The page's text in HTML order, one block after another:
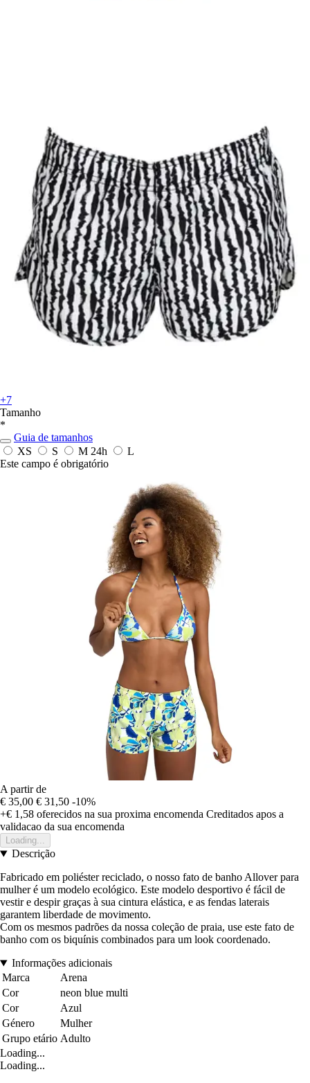
+7
Tamanho
*
Guia de tamanhos
XS
S M 24h
L
Este campo é obrigatório
A partir de
€ 35,00 € 31,50 -10%
+€ 1,58 oferecidos na sua proxima encomenda Creditados apos a
validacao da sua encomenda
Loading...
Descrição
Fabricado em poliéster reciclado, o nosso fato de banho Allover para
mulher é um modelo ecológico. Este modelo desportivo é fácil de
vestir e despir graças à sua cintura elástica, e as fendas laterais
garantem liberdade de movimento.
Com os mesmos padrões da nossa coleção de praia, use este fato de
banho com os biquínis combinados para um look coordenado.
Informações adicionais
Marca
Arena
Cor
neon blue multi
Cor
Azul
Género
Mulher
Grupo etário Adulto
Loading...
Loading...